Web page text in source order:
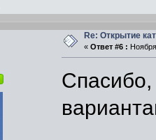
Re: Открытие
« Ответ #6 :
Спасибо,